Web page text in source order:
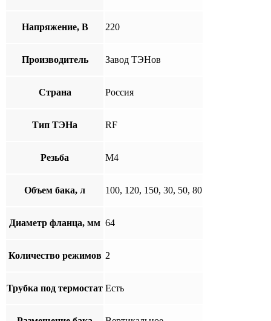
Напряжение, В 220
Производитель Завод ТЭНов
Страна Россия
Тип ТЭНа RF
Резьба М4
Объем бака, л 100, 120, 150, 30, 50, 80
Диаметр фланца, мм 64
Количество режимов 2
Трубка под термостат Есть